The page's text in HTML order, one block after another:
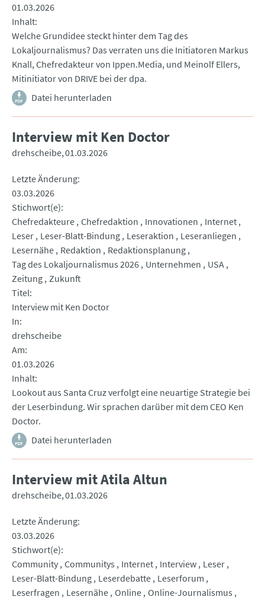
01.03.2026
Inhalt
Welche Grundidee steckt hinter dem Tag des
Lokaljournalismus? Das verraten uns die Initiatoren Markus
Knall, Chefredakteur von Ippen.Media, und Meinolf Ellers,
Mitinitiator von DRIVE bei der dpa.
Datei herunterladen
Interview mit Ken Doctor
drehscheibe 01.03.2026
Letzte Änderung
03.03.2026
Stichwort(e)
Chefredakteure Chefredaktion Innovationen
Internet
Leser Leser-Blatt-Bindung Leseraktion
Leseranliegen
Lesernähe Redaktion
Redaktionsplanung
Tag des Lokaljournalismus 2026 Unternehmen
USA
Zeitung Zukunft
Titel
Interview mit Ken Doctor
In
drehscheibe
Am
01.03.2026
Inhalt
Lookout aus Santa Cruz verfolgt eine neuartige Strategie bei
der Leserbindung. Wir sprachen darüber mit dem CEO Ken
Doctor.
Datei herunterladen
Interview mit Atila Altun
drehscheibe 01.03.2026
Letzte Änderung
03.03.2026
Stichwort(e)
Community Communitys Internet Interview Leser
Leser-Blatt-Bindung Leserdebatte Leserforum
Leserfragen
Lesernähe Online Online-Journalismus